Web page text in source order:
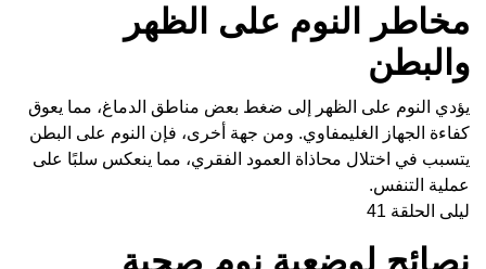
مخاطر النوم على الظهر
والبطن
يؤدي النوم على الظهر إلى ضغط بعض مناطق الدماغ، مما يعوق
كفاءة الجهاز الغليمفاوي. ومن جهة أخرى، فإن النوم على البطن
يتسبب في اختلال محاذاة العمود الفقري، مما ينعكس سلبًا على
عملية التنفس.
ليلى الحلقة 41